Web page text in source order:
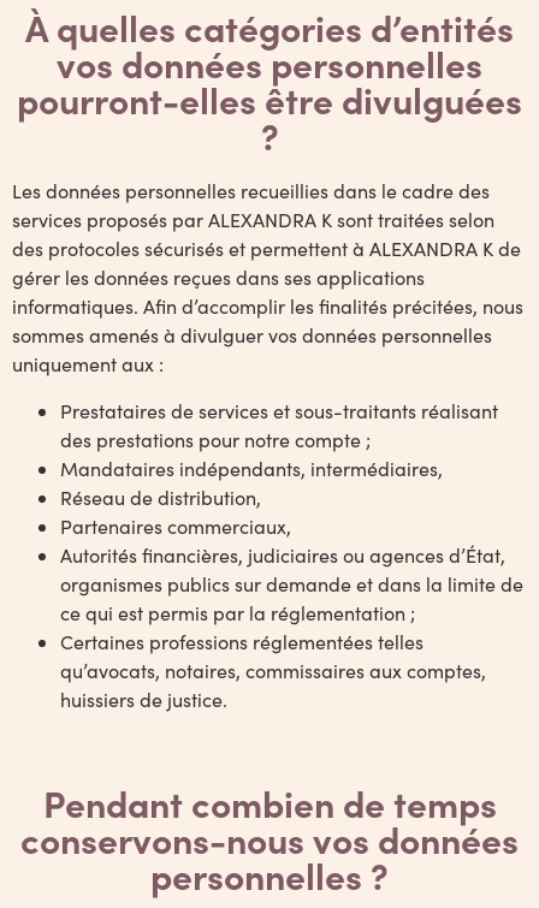
À quelles catégories d’entités
vos données personnelles
pourront-elles être divulguées
?
Les données personnelles recueillies dans le cadre des
services proposés par ALEXANDRA K sont traitées selon
des protocoles sécurisés et permettent à ALEXANDRA K de
gérer les données reçues dans ses applications
informatiques. Afin d’accomplir les finalités précitées, nous
sommes amenés à divulguer vos données personnelles
uniquement aux :
Prestataires de services et sous-traitants réalisant
des prestations pour notre compte ;
Mandataires indépendants, intermédiaires,
Réseau de distribution,
Partenaires commerciaux,
Autorités financières, judiciaires ou agences d’État,
organismes publics sur demande et dans la limite de
ce qui est permis par la réglementation ;
Certaines professions réglementées telles
qu’avocats, notaires, commissaires aux comptes,
huissiers de justice.
Pendant combien de temps
conservons-nous vos données
personnelles ?